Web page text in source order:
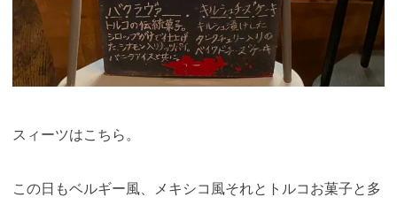
スィーツはこちら。
この日もベルギー風、メキシコ風それとトルコお菓子と多